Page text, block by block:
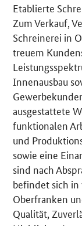
Details
Etablierte
Zum Verkauf,
Schreinerei in
treuem
Innenausbau
ausgestattete
funktionalen
und
sowie eine
sind nach
befindet sich in
Oberfranken
Qualität,